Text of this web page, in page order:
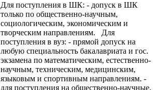
Для поступления в ШК: - допуск в ШК
только по общественно-научным,
социологическим, экономическим и
творческим направлениям. Для
поступления в вуз: - прямой допуск на
любую специальность бакалавриата и гос.
экзамена по математическим, естественно-
научным, техническим, медицинским,
языковым и спортивным направлениям. -
для поступления на общественно-научные,